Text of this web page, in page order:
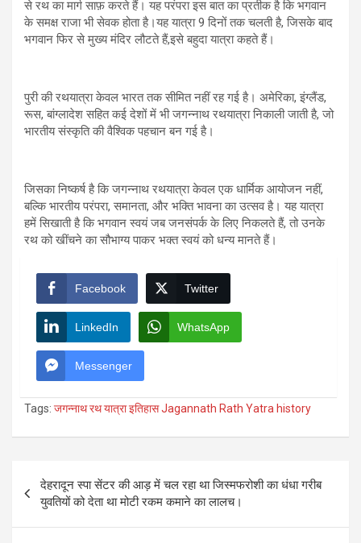
से रथ का मार्ग साफ़ करते हैं। यह परंपरा इस बात का प्रतीक है कि भगवान
के समक्ष राजा भी सेवक होता है।यह यात्रा 9 दिनों तक चलती है, जिसके बाद
भगवान फिर से मुख्य मंदिर लौटते हैं,इसे बहुदा यात्रा कहते हैं।
पुरी की रथयात्रा केवल भारत तक सीमित नहीं रह गई है। अमेरिका, इंग्लैंड,
रूस, बांग्लादेश सहित कई देशों में भी जगन्नाथ रथयात्रा निकाली जाती है, जो
भारतीय संस्कृति की वैश्विक पहचान बन गई है।
जिसका निष्कर्ष है कि जगन्नाथ रथयात्रा केवल एक धार्मिक आयोजन नहीं,
बल्कि भारतीय परंपरा, समानता, और भक्ति भावना का उत्सव है। यह यात्रा
हमें सिखाती है कि भगवान स्वयं जब जनसंपर्क के लिए निकलते हैं, तो उनके
रथ को खींचने का सौभाग्य पाकर भक्त स्वयं को धन्य मानते हैं।
Facebook Twitter
LinkedIn WhatsApp
Messenger
Tags: जगन्नाथ रथ यात्रा इतिहास Jagannath Rath Yatra history
Post
navigation
देहरादून स्पा सेंटर की आड़ में चल रहा था जिस्मफरोशी का धंधा गरीब
युवतियों को देता था मोटी रकम कमाने का लालच।